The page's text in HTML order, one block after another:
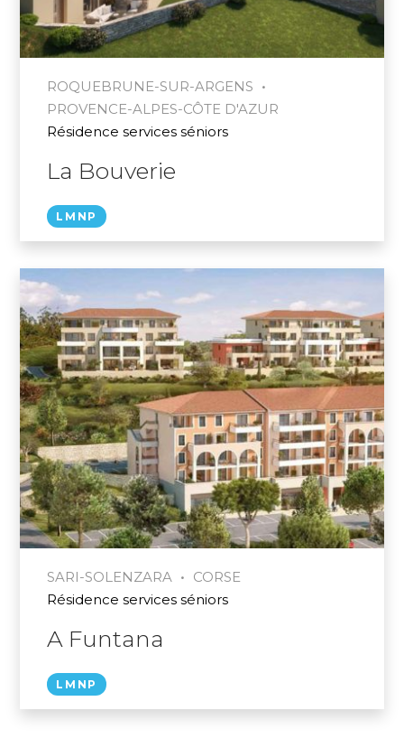
ROQUEBRUNE-SUR-ARGENS •
PROVENCE-ALPES-CÔTE D'AZUR
Résidence services séniors
La Bouverie
LMNP
SARI-SOLENZARA • CORSE
Résidence services séniors
A Funtana
LMNP